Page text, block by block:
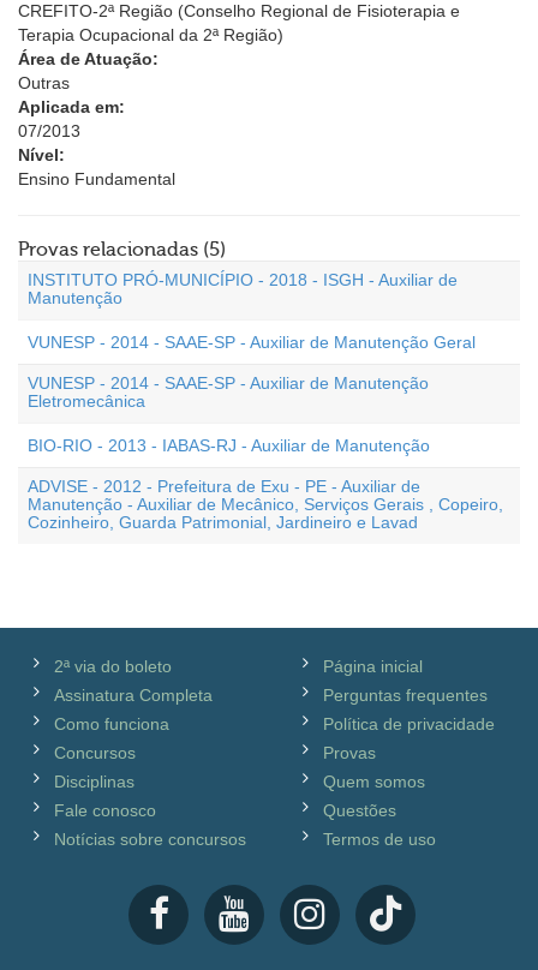
CREFITO-2ª Região (Conselho Regional de Fisioterapia e
Terapia Ocupacional da 2ª Região)
Área de Atuação:
Outras
Aplicada em:
07/2013
Nível:
Ensino Fundamental
Provas relacionadas (5)
INSTITUTO PRÓ-MUNICÍPIO - 2018 - ISGH - Auxiliar de
Manutenção
VUNESP - 2014 - SAAE-SP - Auxiliar de Manutenção Geral
VUNESP - 2014 - SAAE-SP - Auxiliar de Manutenção
Eletromecânica
BIO-RIO - 2013 - IABAS-RJ - Auxiliar de Manutenção
ADVISE - 2012 - Prefeitura de Exu - PE - Auxiliar de
Manutenção - Auxiliar de Mecânico, Serviços Gerais , Copeiro,
Cozinheiro, Guarda Patrimonial, Jardineiro e Lavad
2ª via do boleto
Assinatura Completa
Como funciona
Concursos
Disciplinas
Fale conosco
Notícias sobre concursos
Página inicial
Perguntas frequentes
Política de privacidade
Provas
Quem somos
Questões
Termos de uso